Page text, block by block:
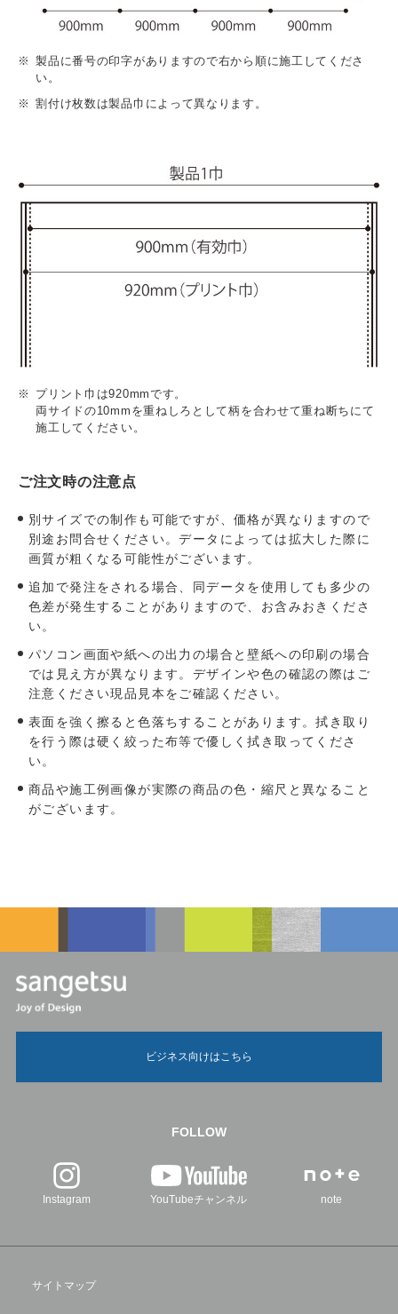
製品に番号の印字がありますので右から順に施工してくださ
い。
割付け枚数は製品巾によって異なります。
プリント巾は920mmです。
両サイドの10mmを重ねしろとして柄を合わせて重ね断ちにて
施工してください。
ご注文時の注意点
別サイズでの制作も可能ですが、価格が異なりますので
別途お問合せください。データによっては拡大した際に
画質が粗くなる可能性がございます。
追加で発注をされる場合、同データを使用しても多少の
色差が発生することがありますので、お含みおきくださ
い。
パソコン画面や紙への出力の場合と壁紙への印刷の場合
では見え方が異なります。デザインや色の確認の際はご
注意ください現品見本をご確認ください。
表面を強く擦ると色落ちすることがあります。拭き取り
を行う際は硬く絞った布等で優しく拭き取ってくださ
い。
商品や施工例画像が実際の商品の色・縮尺と異なること
がございます。
ビジネス向けはこちら
FOLLOW
Instagram YouTubeチャンネル note
サイトマップ